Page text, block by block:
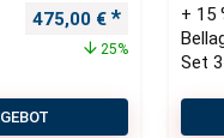
Ursprünglicher Preis
475,00 € Aktueller
25%
+ 15
Set